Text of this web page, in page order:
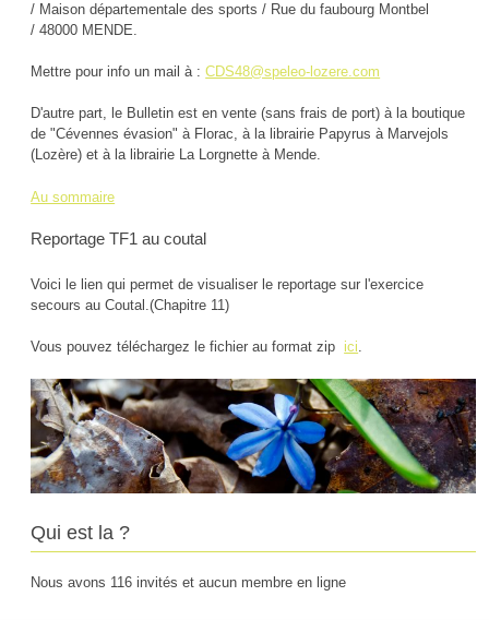
/ Maison départementale des sports / Rue du faubourg Montbel
/ 48000 MENDE.
Mettre pour info un mail à :CDS48@speleo-lozere.com
D'autre part, le Bulletin est en vente (sans frais de port) à la boutique
de "Cévennes évasion" à Florac, à la librairie Papyrus à Marvejols
(Lozère) et à la librairie La Lorgnette à Mende.
Au sommaire
Reportage TF1 au coutal
Voici le lien qui permet de visualiser le reportage sur l'exercice
secours au Coutal.(Chapitre 11)
Vous pouvez téléchargez le fichier au format zip ici
Qui est la ?
Nous avons 116 invités et aucun membre en ligne